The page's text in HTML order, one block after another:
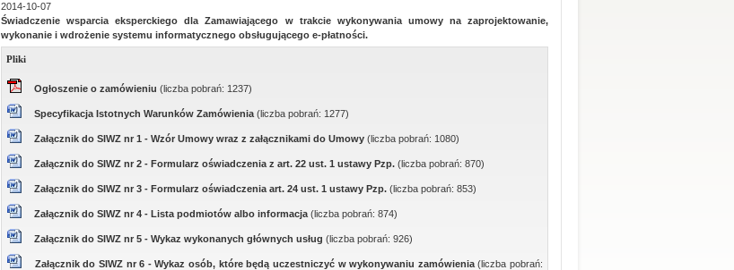
2014-10-07
Świadczenie wsparcia eksperckiego dla Zamawiającego w trakcie wykonywania umowy na zaprojektowanie,
wykonanie i wdrożenie systemu informatycznego obsługującego e-płatności.
Pliki
Ogłoszenie o zamówieniu (liczba pobrań: 1237)
Specyfikacja Istotnych Warunków Zamówienia (liczba pobrań: 1277)
Załącznik do SIWZ nr 1 - Wzór Umowy wraz z załącznikami do Umowy (liczba pobrań: 1080)
Załącznik do SIWZ nr 2 - Formularz oświadczenia z art. 22 ust. 1 ustawy Pzp. (liczba pobrań: 870)
Załącznik do SIWZ nr 3 - Formularz oświadczenia art. 24 ust. 1 ustawy Pzp. (liczba pobrań: 853)
Załącznik do SIWZ nr 4 - Lista podmiotów albo informacja (liczba pobrań: 874)
Załącznik do SIWZ nr 5 - Wykaz wykonanych głównych usług (liczba pobrań: 926)
Załącznik do SIWZ nr 6 - Wykaz osób, które będą uczestniczyć w wykonywaniu zamówienia(liczba pobrań: